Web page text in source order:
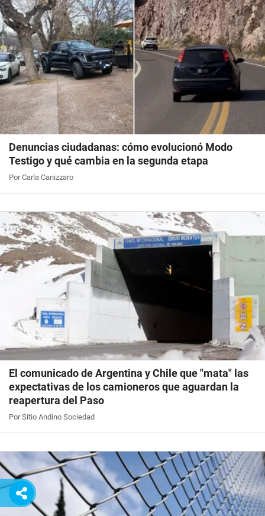
Denuncias ciudadanas: cómo evolucionó Modo
Testigo y qué cambia en la segunda etapa
Por Carla Canizzaro
El comunicado de Argentina y Chile que "mata" las
expectativas de los camioneros que aguardan la
reapertura del Paso
Por Sitio Andino Sociedad